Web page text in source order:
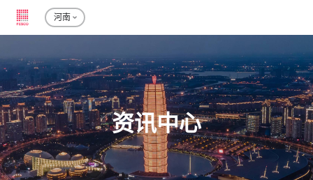
河南
资讯中心